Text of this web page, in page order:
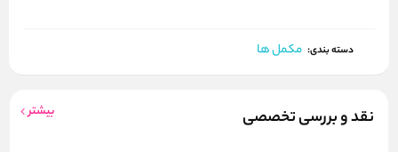
دسته بندی: مکمل ها
نقد و بررسی تخصصی بیشتر